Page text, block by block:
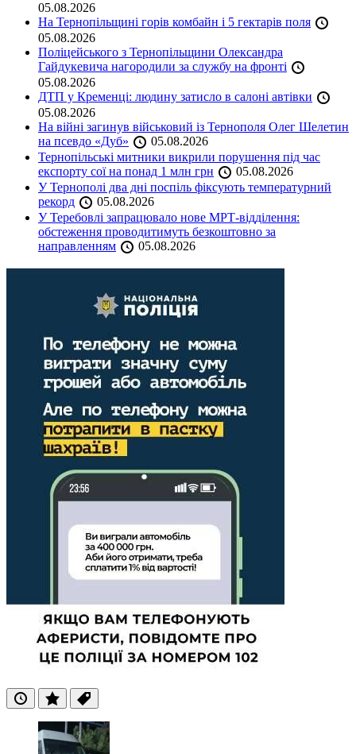
05.08.2026
На Тернопільщині горів комбайн і 5 гектарів поля
05.08.2026
Поліцейського з Тернопільщини Олександра
Гайдукевича нагородили за службу на фронті
05.08.2026
ДТП у Кременці: людину затисло в салоні автівки
05.08.2026
На війні загинув військовий із Тернополя Олег Шелетин
на псевдо «Дуб»
05.08.2026
Тернопільські митники викрили порушення під час
експорту сої на понад 1 млн грн
05.08.2026
У Тернополі два дні поспіль фіксують температурний
рекорд
05.08.2026
У Теребовлі запрацювало нове МРТ-відділення:
обстеження проводитимуть безкоштовно за
направленням
05.08.2026
ОстанніПопулярні
Теги